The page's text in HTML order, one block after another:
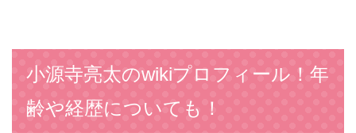
小源寺亮太のwikiプロフィール！年
齢や経歴についても！